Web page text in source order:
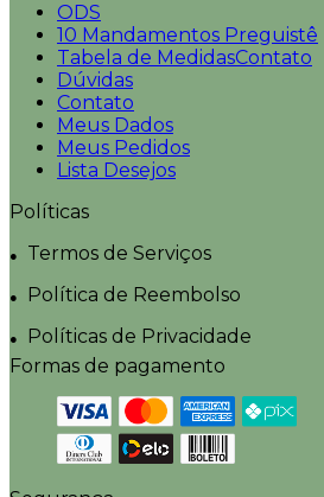
ODS
10 Mandamentos Preguistê
Tabela de MedidasContato
Dúvidas
Contato
Meus Dados
Meus Pedidos
Lista Desejos
Políticas
Termos de Serviços
Política de Reembolso
Políticas de Privacidade
Formas de pagamento